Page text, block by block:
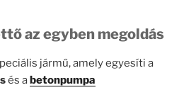
az egyben megoldás
jármű, amely egyesíti a
és a betonpumpa